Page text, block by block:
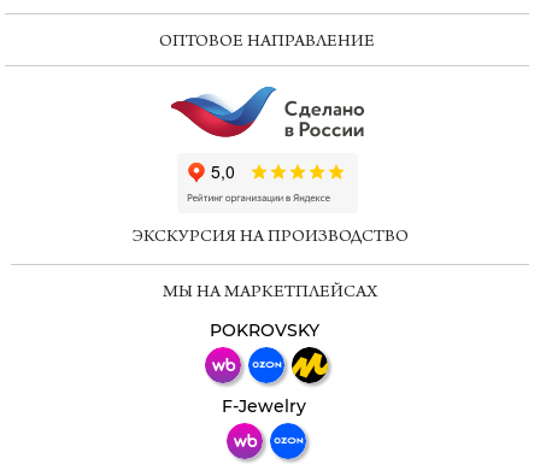
ОПТОВОЕ НАПРАВЛЕНИЕ
ЭКСКУРСИЯ НА ПРОИЗВОДСТВО
МЫ НА МАРКЕТПЛЕЙСАХ
POKROVSKY
F-Jewelry